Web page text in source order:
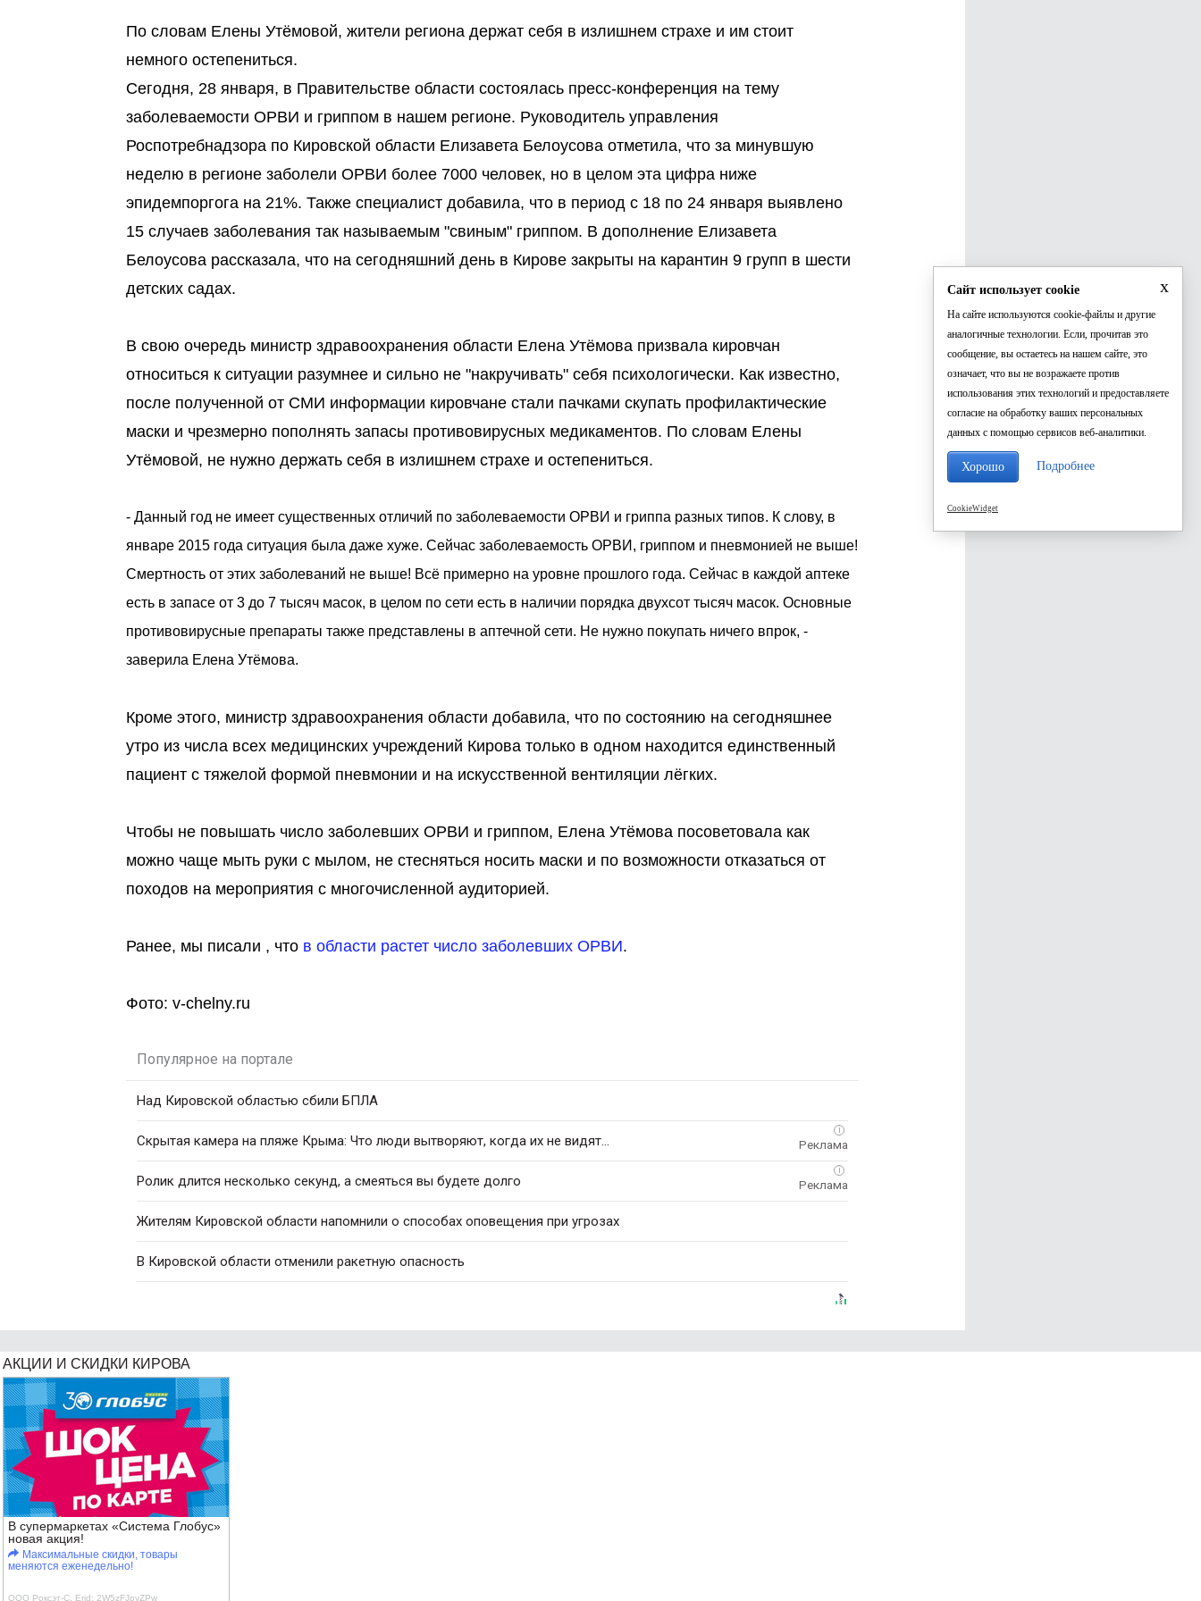
По словам Елены Утёмовой, жители региона держат себя в излишнем страхе и им стоит
немного остепениться.
Сегодня, 28 января, в Правительстве области состоялась пресс-конференция на тему
заболеваемости ОРВИ и гриппом в нашем регионе. Руководитель управления
Роспотребнадзора по Кировской области Елизавета Белоусова отметила, что за минувшую
неделю в регионе заболели ОРВИ более 7000 человек, но в целом эта цифра ниже
эпидемпоргога на 21%. Также специалист добавила, что в период с 18 по 24 января выявлено
15 случаев заболевания так называемым "свиным" гриппом. В дополнение Елизавета
Белоусова рассказала, что на сегодняшний день в Кирове закрыты на карантин 9 групп в шести
детских садах.
В свою очередь министр здравоохранения области Елена Утёмова призвала кировчан
относиться к ситуации разумнее и сильно не "накручивать" себя психологически. Как известно,
после полученной от СМИ информации кировчане стали пачками скупать профилактические
маски и чрезмерно пополнять запасы противовирусных медикаментов. По словам Елены
Утёмовой, не нужно держать себя в излишнем страхе и остепениться.
- Данный год не имеет существенных отличий по заболеваемости ОРВИ и гриппа разных типов. К слову, в
январе 2015 года ситуация была даже хуже. Сейчас заболеваемость ОРВИ, гриппом и пневмонией не выше!
Смертность от этих заболеваний не выше! Всё примерно на уровне прошлого года. Сейчас в каждой аптеке
есть в запасе от 3 до 7 тысяч масок, в целом по сети есть в наличии порядка двухсот тысяч масок. Основные
противовирусные препараты также представлены в аптечной сети. Не нужно покупать ничего впрок, -
заверила Елена Утёмова.
Кроме этого, министр здравоохранения области добавила, что по состоянию на сегодняшнее
утро из числа всех медицинских учреждений Кирова только в одном находится единственный
пациент с тяжелой формой пневмонии и на искусственной вентиляции лёгких.
Чтобы не повышать число заболевших ОРВИ и гриппом, Елена Утёмова посоветовала как
можно чаще мыть руки с мылом, не стесняться носить маски и по возможности отказаться от
походов на мероприятия с многочисленной аудиторией.
Ранее, мы писали , что в области растет число заболевших ОРВИ.
Фото: v-chelny.ru
Популярное на портале
Над Кировской областью сбили БПЛА
i
Скрытая камера на пляже Крыма: Что люди вытворяют, когда их не видят...
i
Ролик длится несколько секунд, а смеяться вы будете долго
Жителям Кировской области напомнили о способах оповещения при угрозах
В Кировской области отменили ракетную опасность
АКЦИИ И СКИДКИ КИРОВА
В супермаркетах «Система Глобус»
новая акция!
Максимальные скидки, товары
меняются еженедельно!
ООО Роксэт-С, Erid: 2W5zFJpyZPw
x
Сайт использует cookie
На сайте используются cookie-файлы и другие
аналогичные технологии. Если, прочитав это
сообщение, вы остаетесь на нашем сайте, это
означает, что вы не возражаете против
использования этих технологий и предоставляете
согласие на обработку ваших персональных
данных с помощью сервисов веб-аналитики.
Хорошо Подробнее
CookieWidget